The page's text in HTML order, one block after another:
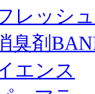
レッシュ
臭剤
エンス